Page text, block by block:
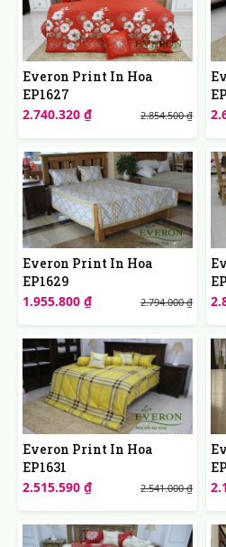
Everon Print In Hoa
EP1627
2.854.500 ₫
2.740.320 ₫
Everon Print In Hoa
EP1629
2.794.000 ₫
1.955.800 ₫
Everon Print In Hoa
EP1631
2.541.000 ₫
2.515.590 ₫